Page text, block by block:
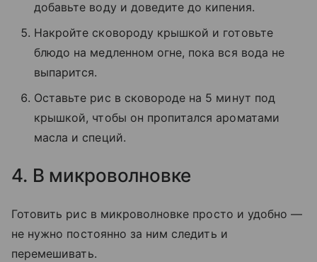
добавьте воду и доведите до кипения.
Накройте сковороду крышкой и готовьте
блюдо на медленном огне, пока вся вода не
выпарится.
Оставьте рис в сковороде на 5 минут под
крышкой, чтобы он пропитался ароматами
масла и специй.
4. В микроволновке
Готовить рис в микроволновке просто и удобно —
не нужно постоянно за ним следить и
перемешивать.